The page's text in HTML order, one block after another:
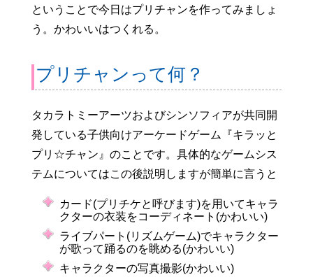
ということで今日はプリチャンを作ってみましょ
う。かわいいはつくれる。
プリチャンって何？
タカラトミーアーツおよびシンソフィアが共同開
発している子供向けアーケードゲーム『キラッと
プリ☆チャン』のことです。具体的なゲームシス
テムについてはこの後説明しますが簡単に言うと
カード(プリチケと呼びます)を用いてキャラ
クターの衣装をコーディネート(かわいい)
ライブパート(リズムゲーム)でキャラクター
が歌って踊るのを眺める(かわいい)
キャラクターの写真撮影(かわいい)